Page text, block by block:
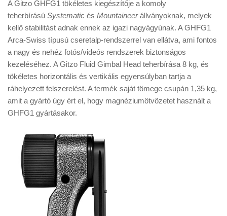
A Gitzo GHFG1 tökéletes kiegészítője a komoly
teherbírású Systematic és Mountaineerállványoknak, melyek
kellő stabilitást adnak ennek az igazi nagyágyúnak. A GHFG1
Arca-Swiss típusú cseretalp-rendszerrel van ellátva, ami fontos
a nagy és nehéz fotós/videós rendszerek biztonságos
kezeléséhez. A Gitzo Fluid Gimbal Head teherbírása 8 kg, és
tökéletes horizontális és vertikális egyensúlyban tartja a
ráhelyezett felszerelést. A termék saját tömege csupán 1,35 kg,
amit a gyártó úgy ért el, hogy magnéziumötvözetet használt a
GHFG1 gyártásakor.